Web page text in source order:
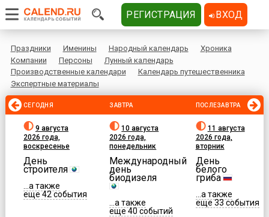
Праздники Именины Народный календарь
Хроника
Компании
Персоны
Лунный календарь
Производственные календари
Календарь путешественника
Экспертные материалы
СЕГОДНЯ
9 августа
2026 года,
воскресенье
День
строителя
...а также
еще 42 события
ЗАВТРА
10 августа
2026 года,
понедельник
Международный
день
биодизеля
...а также
еще 40 событий
ПОСЛЕЗАВТРА
11 августа
2026 года,
вторник
День
белого
гриба
...а также
еще 33 события
РЕГИСТРАЦИЯ ВХОД